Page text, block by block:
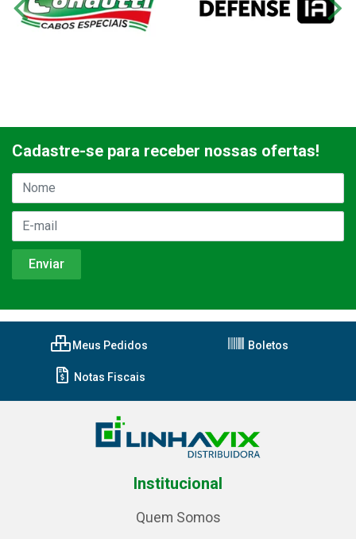
Cadastre-se para receber nossas ofertas!
Meus Pedidos Boletos
Notas Fiscais
Institucional
Quem Somos